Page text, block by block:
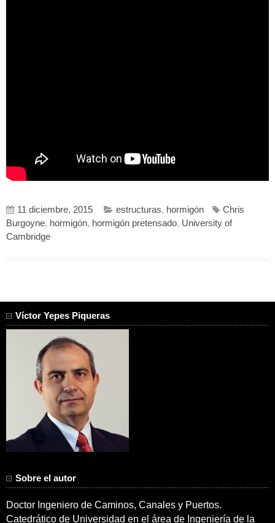
11 diciembre, 2015 estructuras, hormigón
Chris
Burgoyne, hormigón, hormigón pretensado, University of
Cambridge
Víctor Yepes Piqueras
Sobre el autor
Doctor Ingeniero de Caminos, Canales y Puertos.
Catedrático de Universidad en el área de Ingeniería de la